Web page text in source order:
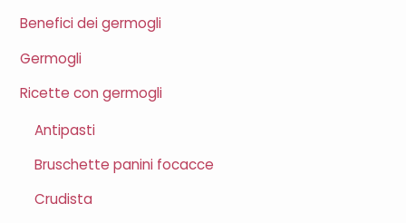
Benefici dei germogli
Germogli
Ricette con germogli
Antipasti
Bruschette panini focacce
Crudista